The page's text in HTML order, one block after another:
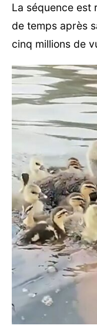
La séquence est
de temps après
cinq millions de